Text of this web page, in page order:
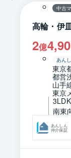
中古
高輪・伊
2億
あん
東京
都営
山手
東京
3LDK
南東
あんしん
仲介保証